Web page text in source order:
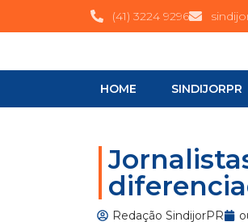
(41) 3224 9296
HOME SINDIJORPR
Redação SindijorPR